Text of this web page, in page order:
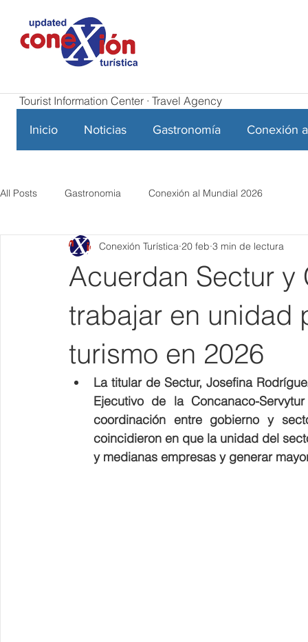
Tourist Information Center · Travel Agency
Inicio Noticias Gastronomía Conexión
All Posts Gastronomia Conexión al Mundial 2026
Acuerdan Sectur y
trabajar en unidad
turismo en 2026
Conexión Turística 20 feb 3 min de lectura
La titular de Sectur, Josefina
Ejecutivo de la Concanaco-
coordinación entre gobierno y
coincidieron en que la unidad del
y medianas empresas y generar